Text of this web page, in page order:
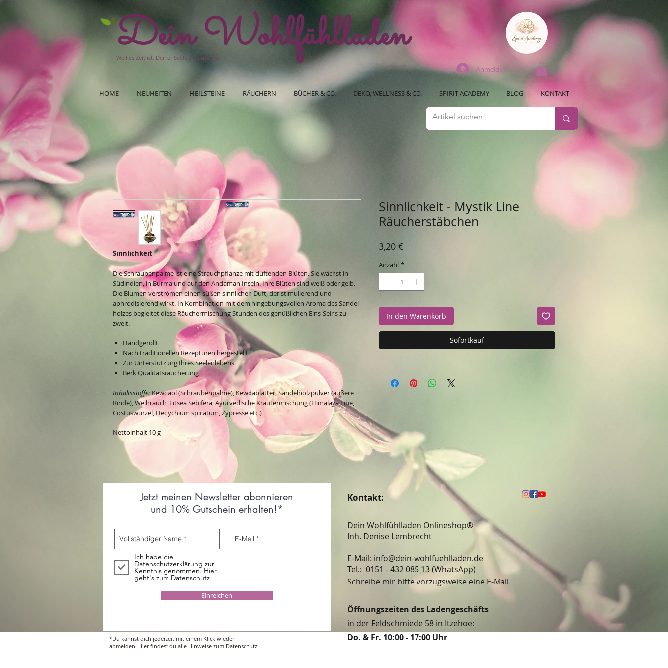
Dein Wohlfühlladen
Weil es Zeit ist, Deiner Seele zu lauschen!
Anmelden
HOME NEUHEITEN HEILSTEINE RÄUCHERN BÜCHER & CO. DEKO, WELLNESS & CO. SPIRIT ACADEMY BLOG KONTAKT
Sinnlichkeit
Die Schraubenpalme ist eine Strauchpflanze mit duftenden Blüten. Sie wächst in
Südindien, in Burma und auf den Andaman Inseln. Ihre Blüten sind weiß oder gelb.
Die Blumen verströmen einen süßen sinnlichen Duft, der stimulierend und
aphrodisierend wirkt. In Kombination mit dem hingebungsvollen Aroma des Sandel­
holzes begleitet diese Räuchermischung Stunden des genüßlichen Eins-Seins zu
zweit.
Handgerollt
Nach traditionellen Rezepturen hergestellt
Zur Unterstützung Ihres Seelenlebens
Berk Qualitätsräucherung
Inhaltsstoffe:Kewdaöl (Schraubenpalme), Kewdablätter, Sandelholzpulver (äußere
Rinde), Weihrauch, Litsea Sebifera, Ayurvedische Kräutermischung (Himalaya Eibe,
Costuswurzel, Hedychium spicatum, Zypresse etc.)
Nettoinhalt 10 g
Sinnlichkeit - Mystik Line
Räucherstäbchen
3,20 €
Anzahl *
In den Warenkorb
Sofortkauf
Jetzt meinen Newsletter abonnieren
und 10% Gutschein erhalten!*
Ich habe die
Datenschutzerklärung zur
Kenntnis genommen. Hier
geht's zum Datenschutz
Einreichen
*Du kannst dich jederzeit mit einem Klick wieder
abmelden. Hier findest du alle Hinweise zum Datenschutz
Kontakt:
Dein Wohlfühlladen Onlineshop®
Inh. Denise Lembrecht
E-Mail: info@dein-wohlfuehlladen.de
​​​​​​​​​​​​​​​​​​​​Tel.: 0151 - 432 085 13 (WhatsApp)
Schreibe mir bitte vorzugsweise eine E-Mail.
Öffnungszeiten des Ladengeschäfts
in der Feldschmiede 58 in Itzehoe:
Do. & Fr. 10:00 - 17:00 Uhr